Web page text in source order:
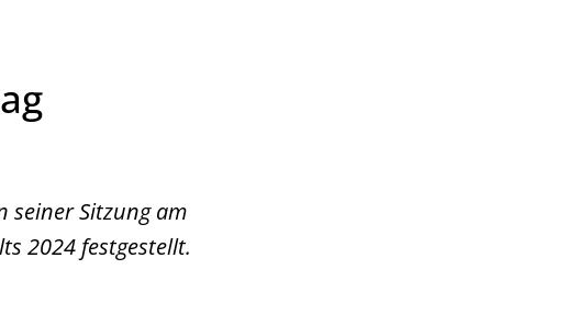
seiner Sitzung am
2024 festgestellt.